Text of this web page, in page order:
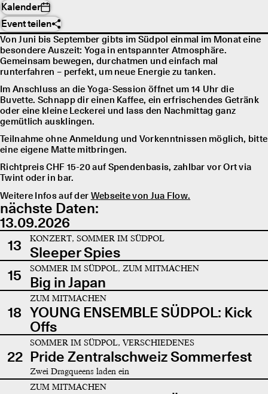
Kalender
Event teilen
Von Juni bis September gibts im Südpol einmal im Monat eine
besondere Auszeit: Yoga in entspannter Atmosphäre.
Gemeinsam bewegen, durchatmen und einfach mal
runterfahren – perfekt, um neue Energie zu tanken.
Im Anschluss an die Yoga-Session öffnet um 14 Uhr die
Buvette. Schnapp dir einen Kaffee, ein erfrischendes Getränk
oder eine kleine Leckerei und lass den Nachmittag ganz
gemütlich ausklingen.
Teilnahme ohne Anmeldung und Vorkenntnissen möglich, bitte
eine eigene Matte mitbringen.
Richtpreis CHF 15-20 auf Spendenbasis, zahlbar vor Ort via
Twint oder in bar.
Weitere Infos auf der Webseite von Jua Flow.
nächste Daten:
13.09.2026
13
KONZERT, SOMMER IM SÜDPOL
Sleeper Spies
15
SOMMER IM SÜDPOL, ZUM MITMACHEN
Big in Japan
18
ZUM MITMACHEN
YOUNG ENSEMBLE SÜDPOL: Kick
Offs
22
SOMMER IM SÜDPOL, VERSCHIEDENES
Pride Zentralschweiz Sommerfest
Zwei Dragqueens laden ein
ZUM MITMACHEN